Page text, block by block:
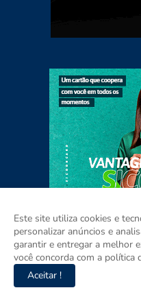
Este site utiliza cookies e
personalizar anúncios e
garantir e entregar a melhor
você concorda com a política
Aceitar !